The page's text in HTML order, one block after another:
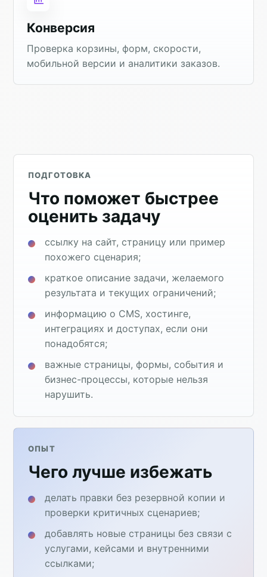
Конверсия
Проверка корзины, форм, скорости,
мобильной версии и аналитики заказов.
ПОДГОТОВКА
Что поможет быстрее
оценить задачу
ссылку на сайт, страницу или пример
похожего сценария;
краткое описание задачи, желаемого
результата и текущих ограничений;
информацию о CMS, хостинге,
интеграциях и доступах, если они
понадобятся;
важные страницы, формы, события и
бизнес-процессы, которые нельзя
нарушить.
ОПЫТ
Чего лучше избежать
делать правки без резервной копии и
проверки критичных сценариев;
добавлять новые страницы без связи с
услугами, кейсами и внутренними
ссылками;